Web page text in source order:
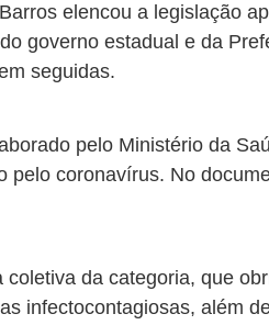
elencou a legislação
governo estadual e da
seguidas.
pelo Ministério da
coronavírus. No
da categoria, que
infectocontagiosas, além